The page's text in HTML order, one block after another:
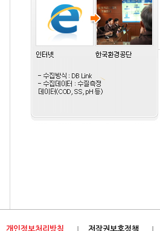
개인정보처리방침
저작권보호정책